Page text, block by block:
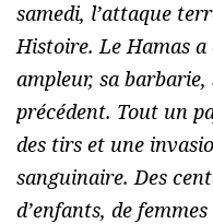
samedi, l’attaque
Histoire. Le Hamas
ampleur, sa barbarie,
précédent. Tout un
des tirs et une
sanguinaire. Des
d’enfants, de